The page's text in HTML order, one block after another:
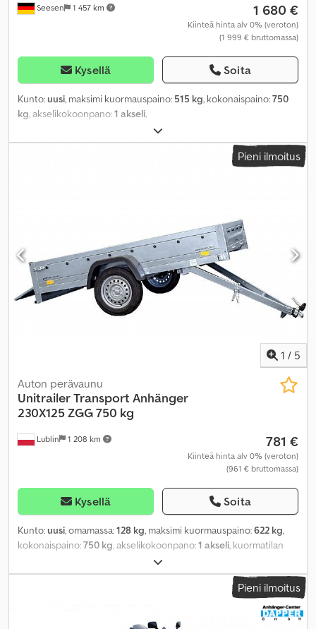
Seesen 1 457 km 1 680 €
Kiinteä hinta alv 0% (veroton)
(1 999 € bruttomassa)
Kysellä Soita
Kunto:uusi, maksimi kuormauspaino: 515 kg, kokonaispaino:750
kg, akselikokoonpano:1 akseli,
Pieni ilmoitus
1 / 5
Lublin 1 208 km
Auton perävaunu
UnitrailerTransport Anhänger
230X125 ZGG 750 kg
781 €
Kiinteä hinta alv 0% (veroton)
(961 € bruttomassa)
Kysellä Soita
Kunto:uusi, omamassa:128 kg, maksimi kuormauspaino:622 kg,
kokonaispaino:750 kg , akselikokoonpano:1 akseli , kuormatilan
, lastitilan leveys:1 256 mm
300 mm, kuormatilan tilavuus:0,7 m³, jousitus:muu, renkaan koko:
2023, Varusteet:
Pieni ilmoitus